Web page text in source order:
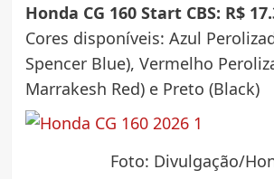
Honda CG 160 Start CBS: R$
Cores disponíveis: Azul
Spencer Blue), Vermelho
Marrakesh Red) e Preto (Black)
Foto: Divulgação/